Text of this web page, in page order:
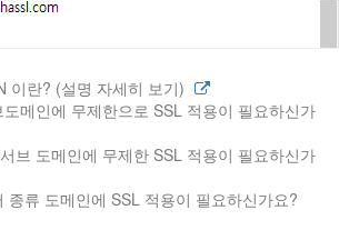
이란? (설명 자세히 보기)
메인에 무제한으로 SSL 적용이 필요하신가
브 도메인에 무제한 SSL 적용이 필요하신가
종류 도메인에 SSL 적용이 필요하신가요?